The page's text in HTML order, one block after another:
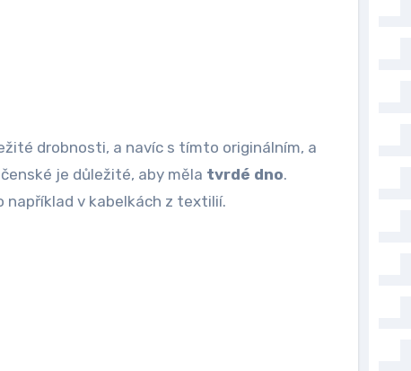
drobnosti, a navíc s tímto originálním, a
je důležité, aby měla tvrdé dno.
v kabelkách z textilií.